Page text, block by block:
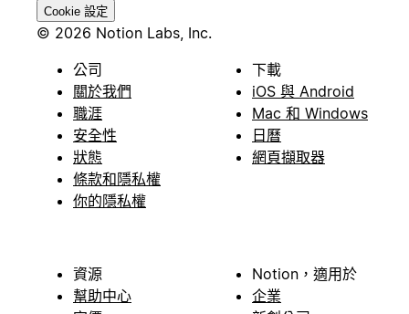
Cookie 設定
© 2026 Notion Labs, Inc.
公司
關於我們
職涯
安全性
狀態
條款和隱私權
你的隱私權
下載
iOS 與 Android
Mac 和 Windows
日曆
網頁擷取器
資源
幫助中心
Notion，適用於
企業